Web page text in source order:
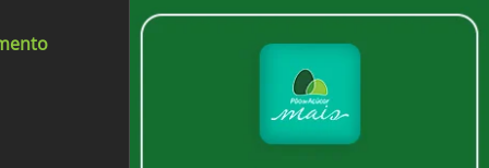
bem a gordura e a suculência